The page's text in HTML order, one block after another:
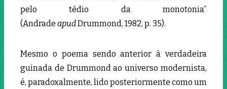
pelo tédio da monotonia”
(Andrade apudDrummond, 1982, p. 35).
Mesmo o poema sendo anterior à verdadeira
guinada de Drummond ao universo modernista,
é, paradoxalmente, lido posteriormente como um